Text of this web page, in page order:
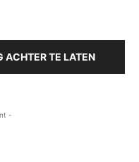
ACHTER TE LATEN
-